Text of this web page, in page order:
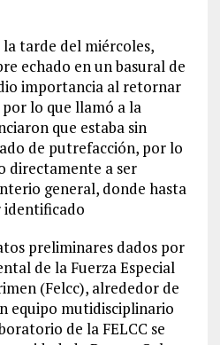
tarde del miércoles,
echado en un basural de
importancia al retornar
lo que llamó a la
que estaba sin
de putrefacción, por lo
directamente a ser
general, donde hasta
identificado
preliminares dados por
de la Fuerza Especial
(Felcc), alrededor de
equipo mutidisciplinario
de la FELCC se